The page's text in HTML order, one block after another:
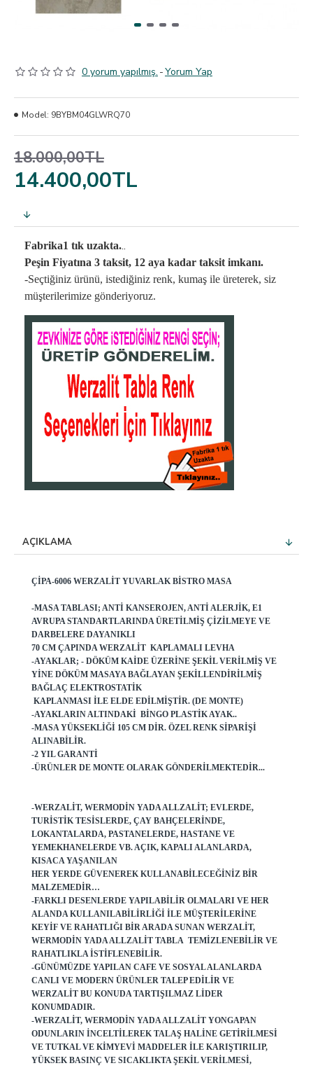
0 yorum yapılmış. -Yorum Yap
14.400,00TL
18.000,00TL
Model: 9BYBM04GLWRQ70
Fabrika1 tık uzakta...
Peşin Fiyatına 3 taksit, 12 aya kadar taksit imkanı.
-Seçtiğiniz ürünü, istediğiniz renk, kumaş ile üreterek, siz
müşterilerimize gönderiyoruz.
AÇIKLAMA
ÇIPA-6006 WERZALIT YUVARLAK BISTRO MASA
-MASA TABLASI; ANTI KANSEROJEN, ANTI ALERJIK, E1
AVRUPA STANDARTLARINDA ÜRETILMIŞ ÇIZILMEYE VE
DARBELERE DAYANIKLI
70 CM ÇAPINDA WERZALIT KAPLAMALI LEVHA
-AYAKLAR; - DÖKÜM KAIDE ÜZERINE ŞEKIL VERILMIŞ VE
YINE DÖKÜM MASAYA BAĞLAYAN ŞEKILLENDIRILMIŞ
BAĞLAÇ ELEKTROSTATIK
KAPLANMASI ILE ELDE EDILMIŞTIR. (DE MONTE)
-AYAKLARIN ALTINDAKI BINGO PLASTIK AYAK..
-MASA YÜKSEKLIĞI 105 CM DIR. ÖZEL RENK SIPARIŞI
ALINABILIR.
-2 YIL GARANTI
-ÜRÜNLER DE MONTE OLARAK GÖNDERILMEKTEDIR...
-WERZALIT, WERMODIN YADA ALLZALIT; EVLERDE,
TURISTIK TESISLERDE, ÇAY BAHÇELERINDE,
LOKANTALARDA, PASTANELERDE, HASTANE VE
YEMEKHANELERDE VB. AÇIK, KAPALI ALANLARDA,
KISACA YAŞANILAN
HER YERDE GÜVENEREK KULLANABILECEĞINIZ BIR
MALZEMEDIR…
-FARKLI DESENLERDE YAPILABILIR OLMALARI VE HER
ALANDA KULLANILABILIRLIĞI ILE MÜŞTERILERINE
KEYIF VE RAHATLIĞI BIR ARADA SUNAN WERZALIT,
WERMODIN YADA ALLZALIT TABLA TEMIZLENEBILIR VE
RAHATLIKLA ISTIFLENEBILIR.
-GÜNÜMÜZDE YAPILAN CAFE VE SOSYAL ALANLARDA
CANLI VE MODERN ÜRÜNLER TALEP EDILIR VE
WERZALIT BU KONUDA TARTIŞILMAZ LIDER
KONUMDADIR.
-WERZALIT, WERMODIN YADA ALLZALIT YONGAPAN
ODUNLARIN INCELTILEREK TALAŞ HALINE GETIRILMESI
VE TUTKAL VE KIMYEVI MADDELER ILE KARIŞTIRILIP,
YÜKSEK BASINÇ VE SICAKLIKTA ŞEKIL VERILMESI,